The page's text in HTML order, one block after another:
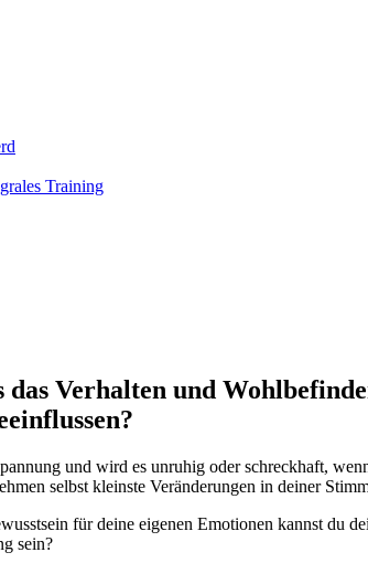
Training
das Verhalten und
und wird es unruhig oder schreckhaft,
selbst kleinste Veränderungen in deiner
für deine eigenen Emotionen kannst du
sein?